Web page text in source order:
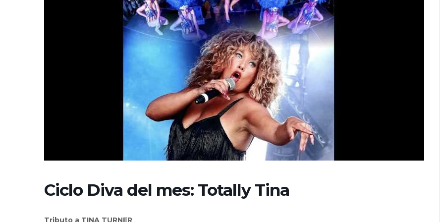
Ciclo Diva del mes: Totally Tina
Tributo a TINA TURNER